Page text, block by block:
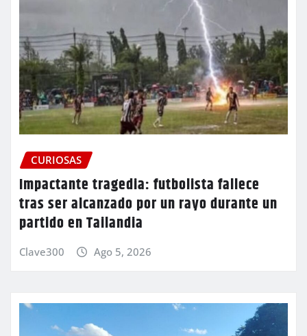
CURIOSAS
Impactante tragedia: futbolista fallece
tras ser alcanzado por un rayo durante un
partido en Tailandia
Clave300 Ago 5, 2026